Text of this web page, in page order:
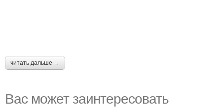
читать дальше →
Вас может заинтересовать